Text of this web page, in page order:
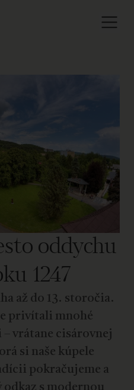
oddychu
1247
až do 13. storočia.
privítali mnohé
vrátane cisárovnej
si naše kúpele
pokračujeme a
s modernou